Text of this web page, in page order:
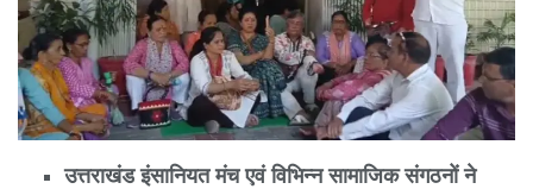
उत्तराखंड इंसानियत मंच एवं विभिन्न सामाजिक संगठनों ने